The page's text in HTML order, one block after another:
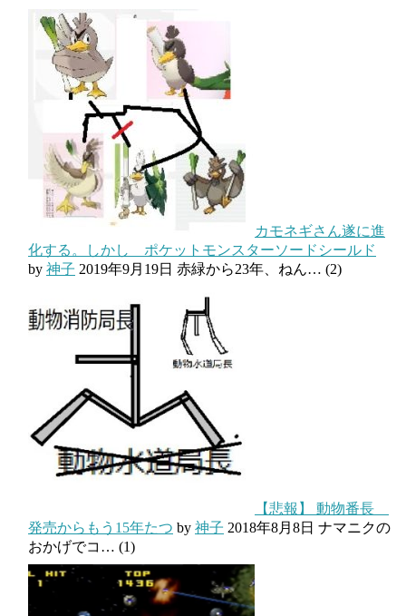
カモネギさん遂に進
化する。しかし ポケットモンスターソードシールド
by 神子 2019年9月19日 赤緑から23年、ねん… (2)
【悲報】 動物番長
発売からもう15年たつ by 神子 2018年8月8日 ナマニクの
おかげでコ… (1)